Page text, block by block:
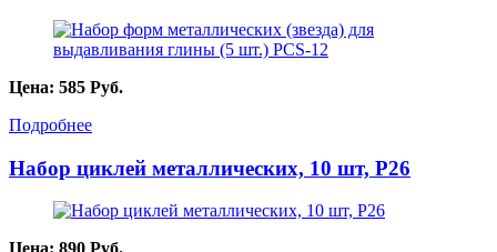
Цена: 585 Руб.
Подробнее
Набор циклей металлических, 10 шт, P26